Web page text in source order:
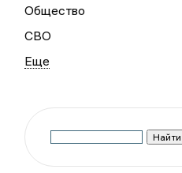
Общество
СВО